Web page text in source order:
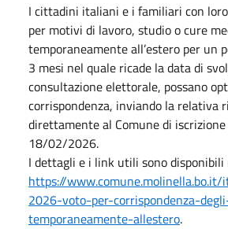
I cittadini italiani e i familiari con
per motivi di lavoro, studio o cure
temporaneamente all’estero per un
3 mesi nel quale ricade la data di
consultazione elettorale, possano
corrispondenza, inviando la relativa
direttamente al Comune di
18/02/2026.
I dettagli e i link utili sono disponibili
https://
2026-voto-per-corrispondenza-
temporaneamente-allestero.